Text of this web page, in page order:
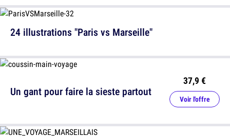
24 illustrations "Paris vs Marseille"
Un gant pour faire la sieste partout
37,9 €
Voir l'offre